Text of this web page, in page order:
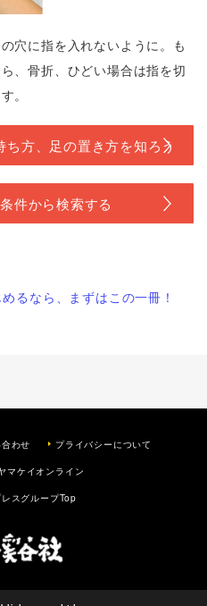
穴に指を入れないように。も
、骨折、ひどい場合は指を切
。
方、足の置き方を知ろう
件から検索する
るなら、まずはこの一冊！
わせ プライバシーについて
マケイオンライン
スグループTop